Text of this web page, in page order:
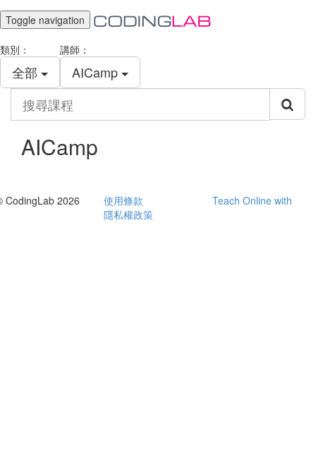
Toggle navigation
類別：
全部
講師：
AICamp
課
AICamp
CodingLab 2026
使用條款
隱私權政策
Teach Online with